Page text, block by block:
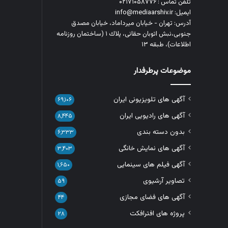
ایمیل: info@mediaarshiv.ir
آدرس: تهران - خیابان میرداماد، خیابان مصدق
جنوبی،نبش اتوبان حقانی، پلاك ١ (ساختمان روزنامه
اطلاعات)، طبقه ۱۳
موضوعات پرطرفدار
آگهی های تلویزیونی ایران ۶۹,۱۰۶
آگهی های رادیویی ایران ۸,۴۴۵
بدون دسته بندی ۶,۳۳۳
آگهی های نمایش خانگی ۳,۴۰۳
آگهی فیلم های سینمایی ۱,۶۵۰
تصاویر آرشیوی ۵۹
آگهی های فضای مجازی ۴۴
پروژه های افترافکت ۲۸